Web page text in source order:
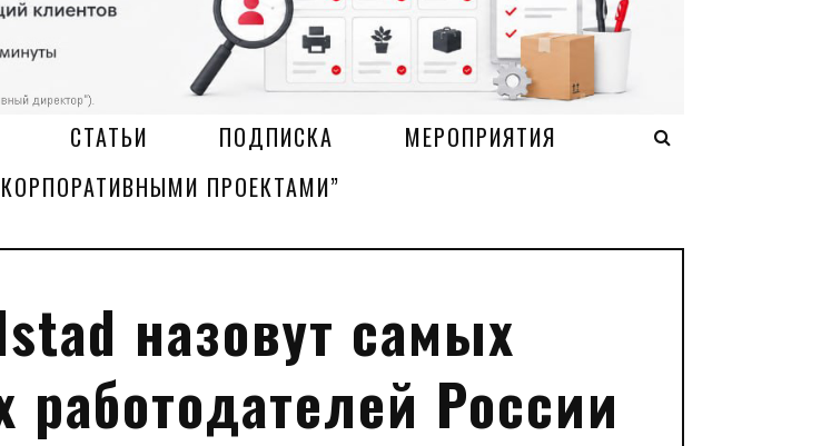
СТАТЬИ ПОДПИСКА
МЕРОПРИЯТИЯ
ПРОЕКТАМИ”
назовут самых
России